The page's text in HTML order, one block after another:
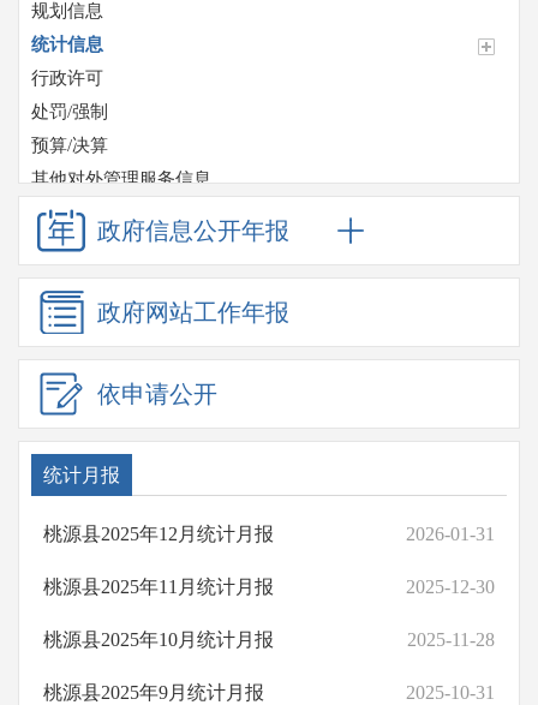
规划信息
统计信息
行政许可
处罚/强制
预算/决算
其他对外管理服务信息
收费项目
政府采购
重大项目
重点领域信息公开
应急管理
监督检查情况
招考信息
其他法定信息
桃源县基层政务公开
政府信息公开年报
政府网站工作年报
依申请公开
统计月报
2026-01-31
桃源县2025年12月统计月报
2025-12-30
桃源县2025年11月统计月报
2025-11-28
桃源县2025年10月统计月报
2025-10-31
桃源县2025年9月统计月报